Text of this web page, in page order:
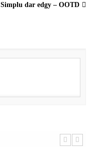
Simplu dar edgy – OOTD